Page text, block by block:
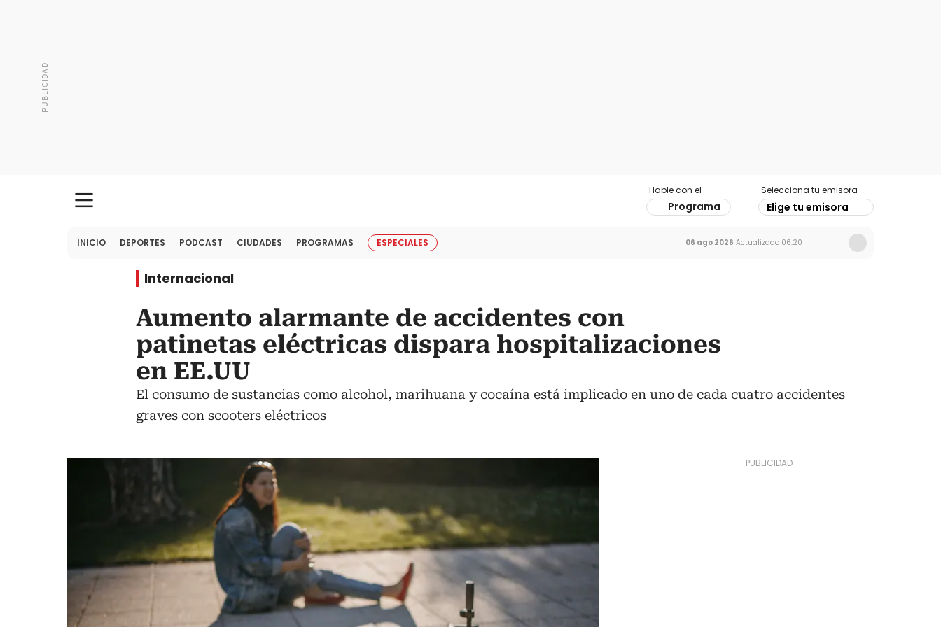
Hable con el
Programa
Selecciona tu emisora
Elige tu emisora
INICIO DEPORTES PODCAST CIUDADES PROGRAMAS ESPECIALES 06 ago 2026 Actualizado 06:20
Internacional
Aumento alarmante de accidentes con
patinetas eléctricas dispara hospitalizaciones
en EE.UU
El consumo de sustancias como alcohol, marihuana y cocaína está implicado en uno de cada cuatro accidentes
graves con scooters eléctricos